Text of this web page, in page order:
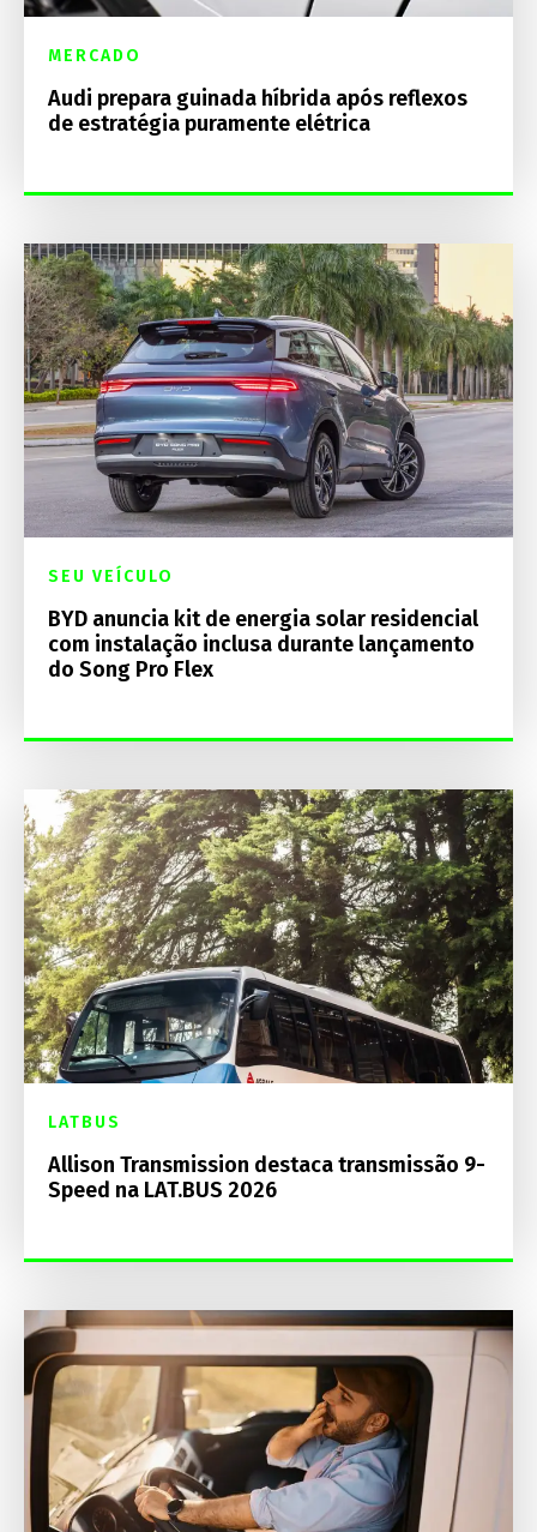
MERCADO
Audi prepara guinada híbrida após reflexos
de estratégia puramente elétrica
SEU VEÍCULO
BYD anuncia kit de energia solar residencial
com instalação inclusa durante lançamento
do Song Pro Flex
LATBUS
Allison Transmission destaca transmissão 9-
Speed na LAT.BUS 2026